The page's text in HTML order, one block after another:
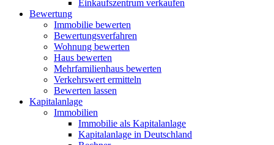
Einkaufszentrum verkaufen
Bewertung
Immobilie bewerten
Bewertungsverfahren
Wohnung bewerten
Haus bewerten
Mehrfamilienhaus bewerten
Verkehrswert ermitteln
Bewerten lassen
Kapitalanlage
Immobilien
Immobilie als Kapitalanlage
Kapitalanlage in Deutschland